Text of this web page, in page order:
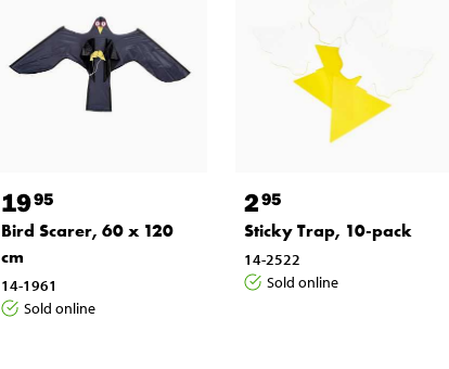
1995
Bird Scarer, 60 x 120
cm
14-1961
Sold online
295
Sticky Trap, 10-pack
14-2522
Sold online